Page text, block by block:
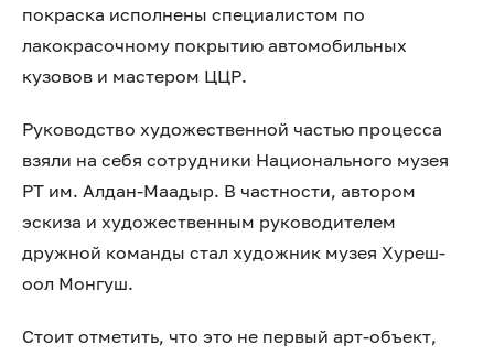
покраска исполнены специалистом по
лакокрасочному покрытию автомобильных
кузовов и мастером ЦЦР.
Руководство художественной частью процесса
взяли на себя сотрудники Национального музея
РТ им. Алдан-Маадыр. В частности, автором
эскиза и художественным руководителем
дружной команды стал художник музея Хуреш-
оол Монгуш.
Стоит отметить, что это не первый арт-объект,